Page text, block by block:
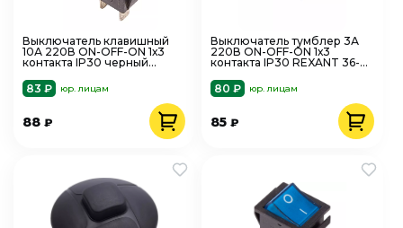
Выключатель клавишный
10А 220В ON-OFF-ON 1х3
контакта IP30 черный
83 ₽
юр. лицам
88 ₽
Выключатель тумблер 3А
220В ON-OFF-ON 1х3
контакта IP30 REXANT 36-
80 ₽
юр. лицам
85₽